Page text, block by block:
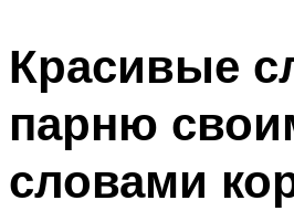
Красивые
парню
словами